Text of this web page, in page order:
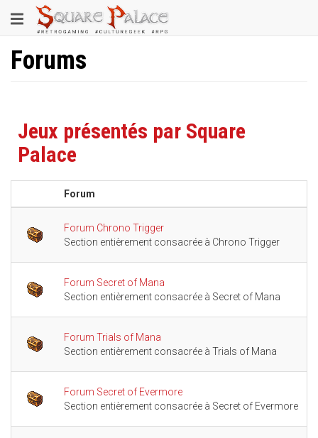
au
contenu
principal
Toggle
navigation
Forums
Jeux présentés par Square
Palace
Forum
Forum Chrono Trigger
Section entièrement consacrée à Chrono Trigger
Forum Secret of Mana
Section entièrement consacrée à Secret of Mana
Forum Trials of Mana
Section entièrement consacrée à Trials of Mana
Forum Secret of Evermore
Section entièrement consacrée à Secret of Evermore